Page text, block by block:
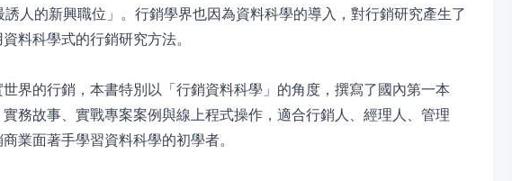
人的新興職位」。行銷學界也因為資料科學的導入，對行銷研究產生了
料科學式的行銷研究方法。
界的行銷，本書特別以「行銷資料科學」的角度，撰寫了國內第一本
務故事、實戰專案案例與線上程式操作，適合行銷人、經理人、管理
業面著手學習資料科學的初學者。